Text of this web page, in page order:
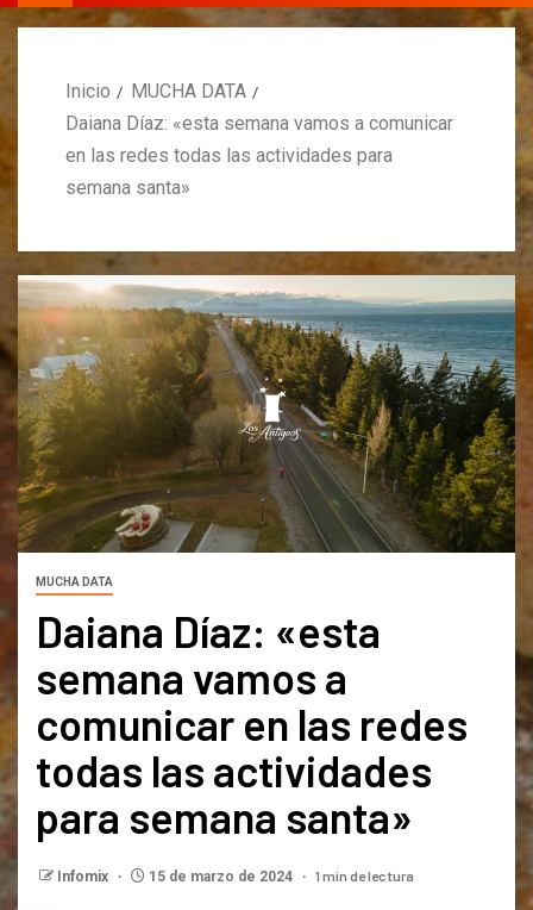
Inicio
MUCHA DATA
Daiana Díaz: «esta semana vamos a comunicar
en las redes todas las actividades para
semana santa»
MUCHA DATA
Daiana Díaz: «esta
semana vamos a
comunicar en las redes
todas las actividades
para semana santa»
Infomix 15 de marzo de 2024 1 min de lectura